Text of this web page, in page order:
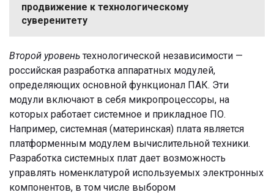
продвижение к технологическому
суверенитету
Второй уровень технологической независимости —
российская разработка аппаратных модулей,
определяющих основной функционал ПАК. Эти
модули включают в себя микропроцессоры, на
которых работает системное и прикладное ПО.
Например, системная (материнская) плата является
платформенным модулем вычислительной техники.
Разработка системных плат дает возможность
управлять номенклатурой используемых электронных
компонентов, в том числе выбором